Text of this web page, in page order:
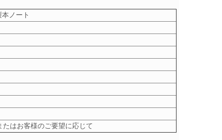
ノート
はお客様のご要望に応じて